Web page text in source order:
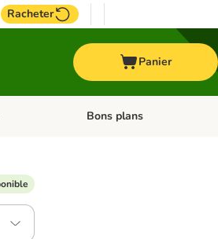
Racheter
Panier
Cheval Dérouler les catégories: Top
Bons plans